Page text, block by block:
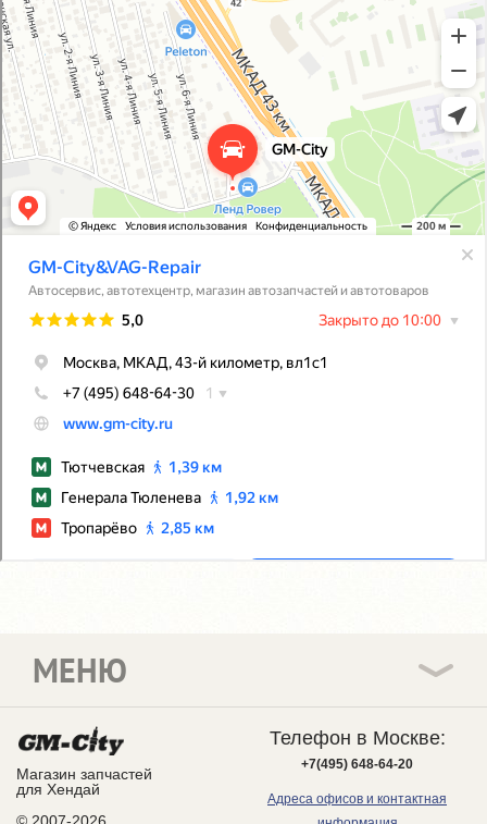
Магазин запчастей
для Хендай
МЕНЮ
Телефон в Москве:
+7(495) 648-64-20
Адреса офисов и контактная